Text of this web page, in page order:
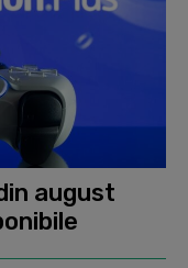
august